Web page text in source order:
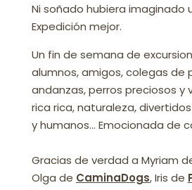
Ni soñado hubiera imaginado
Expedición mejor.
Un fin de semana de
alumnos, amigos, colegas de
andanzas, perros preciosos y
rica rica, naturaleza,
y humanos… Emocionada de
Gracias de verdad a Myriam
Olga de CaminaDogs, Iris de